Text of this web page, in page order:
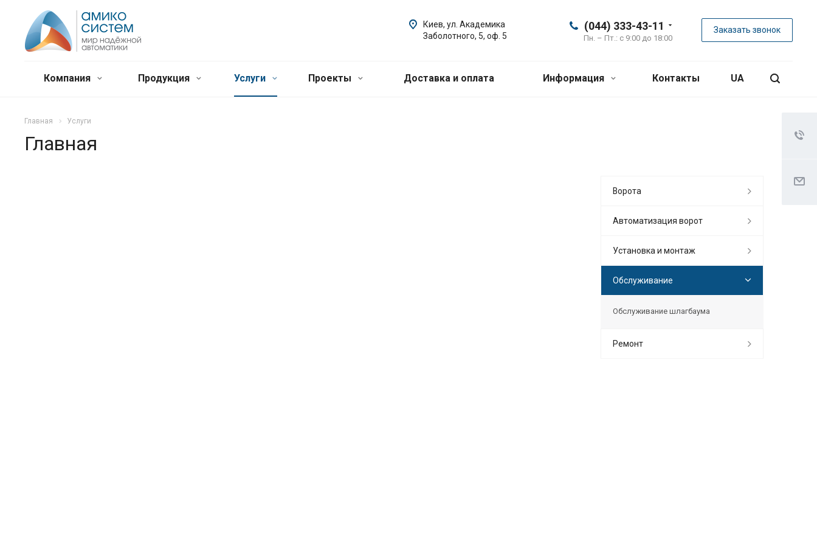
(044) 333-43-11
Пн. – Пт.: с 9:00 до 18:00
Заказать звонок
Киев, ул. Академика
Заболотного, 5, оф. 5
Компания Продукция Услуги Проекты Доставка и оплата Информация Контакты UA
Главная Услуги
Главная
Ворота
Автоматизация ворот
Установка и монтаж
Обслуживание
Обслуживание шлагбаума
Ремонт